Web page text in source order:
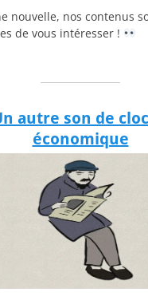
nouvelle, nos contenus
de vous intéresser !
autre son de
économique